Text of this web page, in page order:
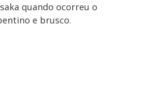
quando ocorreu o
e brusco.